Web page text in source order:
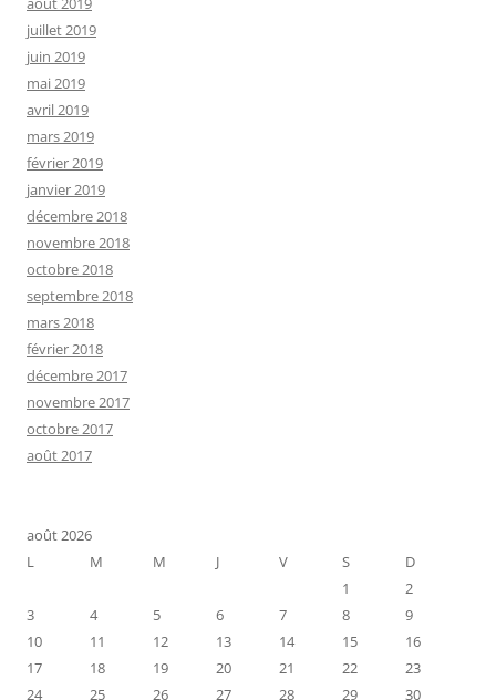
juillet 2019
juin 2019
mai 2019
avril 2019
mars 2019
février 2019
janvier 2019
décembre 2018
novembre 2018
octobre 2018
septembre 2018
mars 2018
février 2018
décembre 2017
novembre 2017
octobre 2017
août 2017
août 2026
L
M M J V S
D
1
2
3
4 5 6 7 8
9
10
11 12 13 14 15
16
17
18 19 20 21 22
23
24
25 26 27 28 29 30